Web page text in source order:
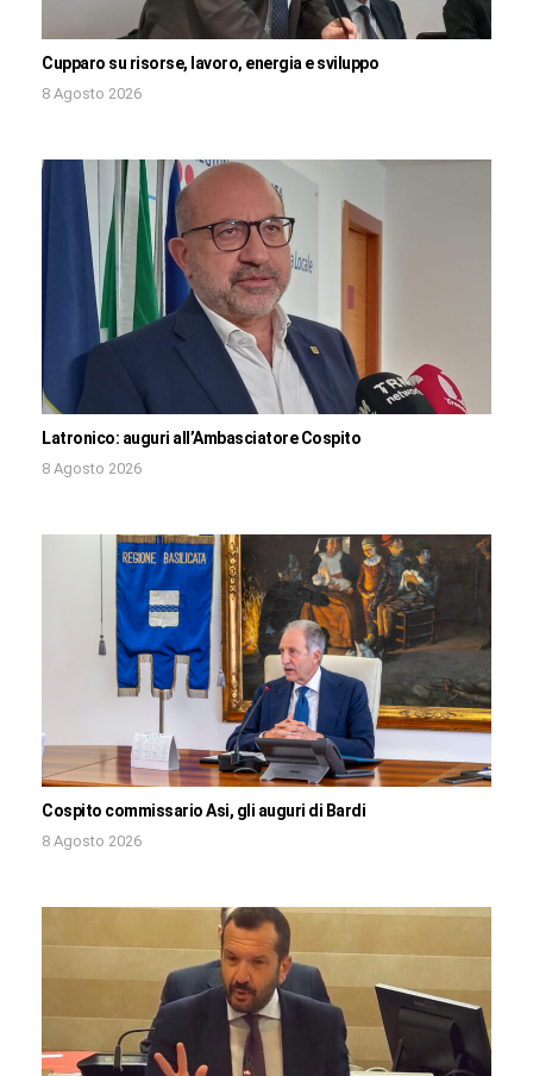
Cupparo su risorse, lavoro, energia e sviluppo
8 Agosto 2026
Latronico: auguri all’Ambasciatore Cospito
8 Agosto 2026
Cospito commissario Asi, gli auguri di Bardi
8 Agosto 2026